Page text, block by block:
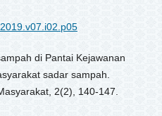
di Pantai Kejawanan
sadar sampah.
2(2), 140-147.